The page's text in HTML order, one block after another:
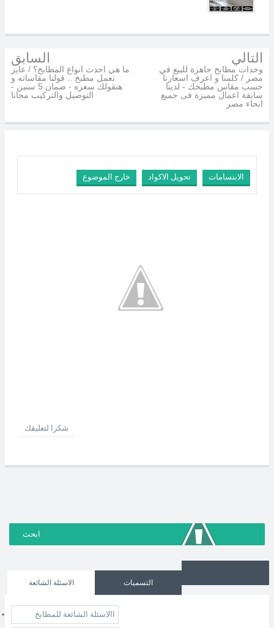
التالي
وحدات مطابخ جاهزة للبيع في
مصر / كلمنا و اعرف اسعارنا
حسب مقاس مطبخك - لدينا
سابقة اعمال مميزة فى جميع
انحاء مصر
السابق
ما هي احدث انواع المطابخ؟ / عايز
تعمل مطبخ .. قولنا مقاساته و
هنقولك سعره - ضمان 5 سنين -
التوصيل والتركيب مجانا
خارج الموضوع تحويل الاكواد الابتسامات
شكرا لتعليقك
الاسئلة الشائعة التسميات
االاسئلة الشائعة للمطابخ